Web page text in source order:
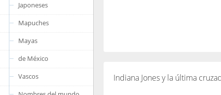
Japoneses
Mapuches
Mayas
de México
Vascos
Indiana Jones y la última